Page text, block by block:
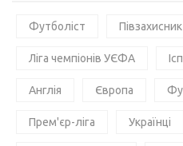
Футболіст Півзахисник
Ліга чемпіонів УЄФА
Англія Європа
Прем'єр-ліга Українці